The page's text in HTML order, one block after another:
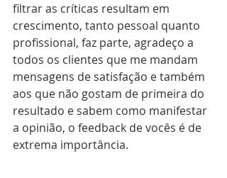
filtrar as críticas resultam em
crescimento, tanto pessoal quanto
profissional, faz parte, agradeço a
todos os clientes que me mandam
mensagens de satisfação e também
aos que não gostam de primeira do
resultado e sabem como manifestar
a opinião, o feedback de vocês é de
extrema importância.